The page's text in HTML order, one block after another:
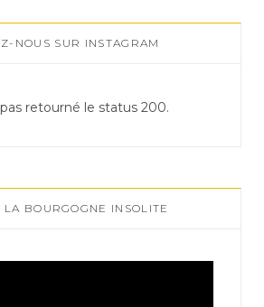
NOUS SUR INSTAGRAM
retourné le status 200.
LA BOURGOGNE INSOLITE